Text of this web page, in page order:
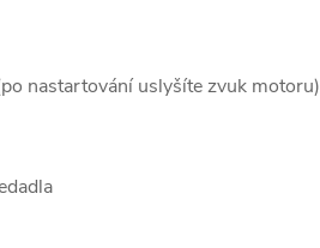
nastartování uslyšíte zvuk motoru)